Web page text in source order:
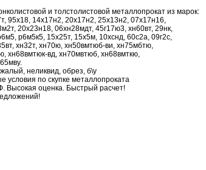
и толстолистовой металлопрокат из марок:
95х18, 14х17н2, 20х17н2, 25х13н2, 07х17н16,
20х23н18, 06хн28мдт, 45г17ю3, хн60вт, 29нк,
р6м5к5, 15х25т, 15х5м, 10хснд, 60с2а, 09г2с,
хн32т, хн70ю, хн50вмтюб-ви, хн75мбтю,
хн68вмтюк-вд, хн70мвтюб, хн68вмткю,
неликвид, обрез, б\у
условия по скупке металлопроката
Высокая оценка. Быстрый расчет!